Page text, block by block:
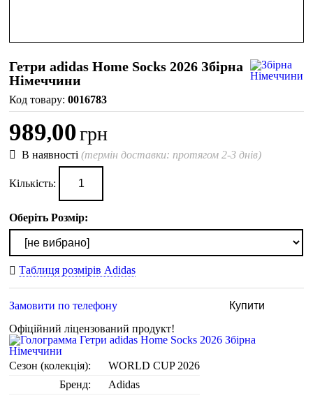
Гетри adidas Home Socks 2026 Збірна
Німеччини
0016783
989,00грн
В наявності(термін доставки: протягом 2-3 днів)
Кількість:
Оберіть Розмір:
Таблиця розмірів Adidas
Замовити по телефону
Купити
Офіційний ліцензований продукт!
Сезон (колекція):
WORLD CUP 2026
Бренд:
Adidas